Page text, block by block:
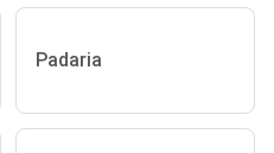
Padaria